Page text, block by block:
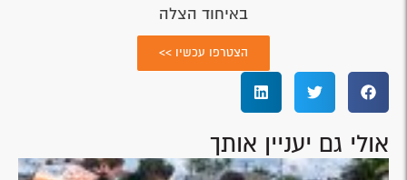
באיחוד הצלה
הצטרפו עכשיו >>
אולי גם יעניין אותך